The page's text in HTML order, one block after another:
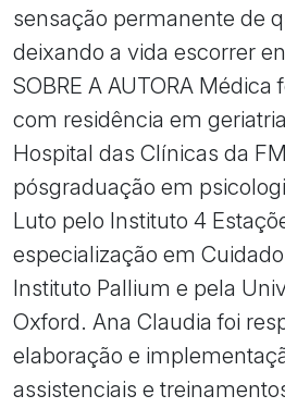
sensação permanente de
deixando a vida escorrer
SOBRE A AUTORA Médica
com residência em
Hospital das Clínicas da
pósgraduação em
Luto pelo Instituto 4
especialização em
Instituto Pallium e pela
Oxford. Ana Claudia foi
elaboração e
assistenciais e